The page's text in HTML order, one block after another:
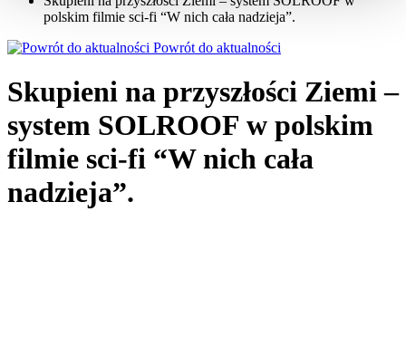
polskim filmie sci-fi “W nich cała nadzieja”.
Powrót do aktualności
Skupieni na przyszłości Ziemi –
system SOLROOF w polskim
filmie sci-fi “W nich cała
nadzieja”.